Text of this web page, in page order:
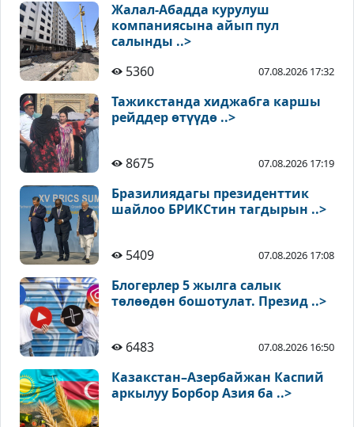
Жалал-Абадда курулуш
компаниясына айып пул
салынды ..>
5360
07.08.2026 17:32
Тажикстанда хиджабга каршы
рейддер өтүүдө ..>
8675 07.08.2026 17:19
Бразилиядагы президенттик
шайлоо БРИКСтин тагдырын ..>
5409 07.08.2026 17:08
Блогерлер 5 жылга салык
төлөөдөн бошотулат. Презид ..>
6483 07.08.2026 16:50
Казакстан–Азербайжан Каспий
аркылуу Борбор Азия ба ..>